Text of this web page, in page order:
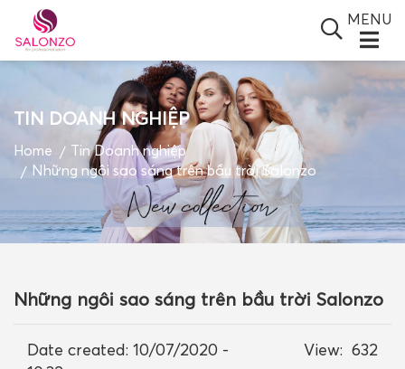
SALONZO GROUP
GIỚI THIỆU
SẢN PHẨM
TIN TỨC
VIDEO
MENU
Home
Tin Doanh nghiệp
Những ngôi sao sáng trên bầu trời Salonzo
TIN DOANH NGHIỆP
Những ngôi sao sáng trên bầu trời Salonzo
Date created: 10/07/2020 -
View: 632